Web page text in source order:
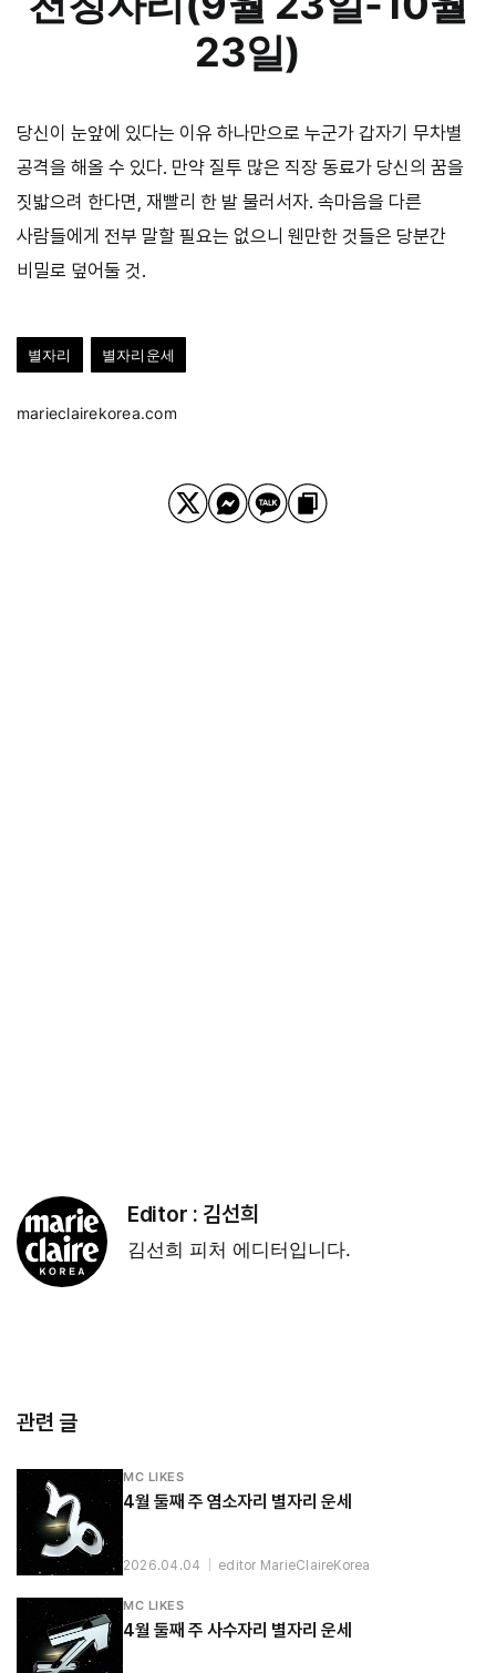
23일)
당신이 눈앞에 있다는 이유 하나만으로 누군가 갑자기 무차별
공격을 해올 수 있다. 만약 질투 많은 직장 동료가 당신의 꿈을
짓밟으려 한다면, 재빨리 한 발 물러서자. 속마음을 다른
사람들에게 전부 말할 필요는 없으니 웬만한 것들은 당분간
비밀로 덮어둘 것.
별자리 별자리운세
marieclairekorea.com
Editor : 김선희
김선희 피처 에디터입니다.
관련 글
MC LIKES
4월 둘째 주 염소자리 별자리 운세
2026.04.04 editor MarieClaireKorea
MC LIKES
4월 둘째 주 사수자리 별자리 운세